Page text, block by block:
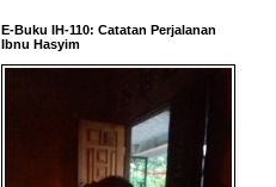
E-Buku IH-110: Catatan Perjalanan
Ibnu Hasyim